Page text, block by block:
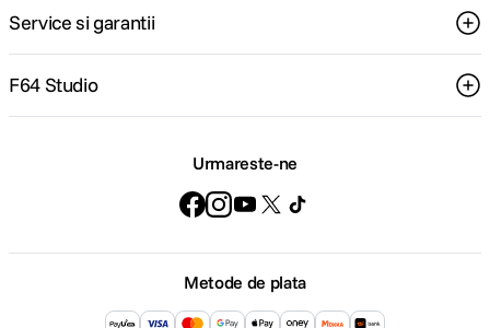
Service si garantii
F64 Studio
Urmareste-ne
Metode de plata